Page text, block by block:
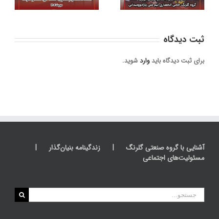
ورزش
ثبت ديدگاه
برای ثبت دیدگاه باید واردشوید.
آشنایی با گروه صنعتی گلرنگ
زندگینامه بنیان‌گذار
مسئولیت‌های اجتماعی
جستجو
برای: